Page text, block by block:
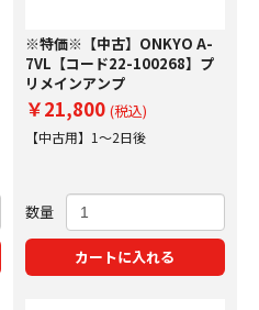
※特価※【中古】ONKYO A-
7VL【コード22-100268】プ
リメインアンプ
￥21,800 (税込)
【中古用】1～2日後
数量
カートに入れる